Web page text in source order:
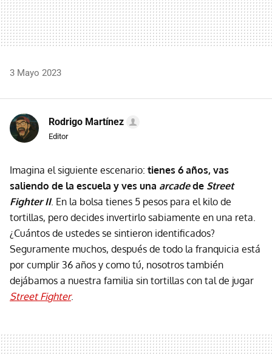
3 Mayo 2023
Rodrigo Martínez
Editor
Imagina el siguiente escenario: tienes 6 años, vas
saliendo de la escuela y ves una arcadede Street
Fighter II. En la bolsa tienes 5 pesos para el kilo de
tortillas, pero decides invertirlo sabiamente en una reta.
¿Cuántos de ustedes se sintieron identificados?
Seguramente muchos, después de todo la franquicia está
por cumplir 36 años y como tú, nosotros también
dejábamos a nuestra familia sin tortillas con tal de jugar
Street Fighter.